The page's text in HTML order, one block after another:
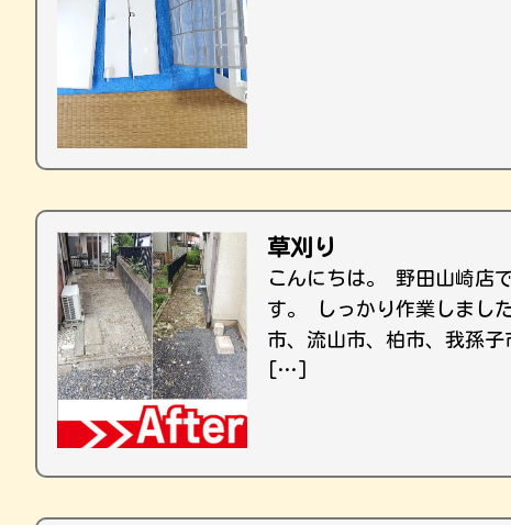
草刈り
こんにちは。 野田山崎店
す。 しっかり作業しまし
市、流山市、柏市、我孫
[…]